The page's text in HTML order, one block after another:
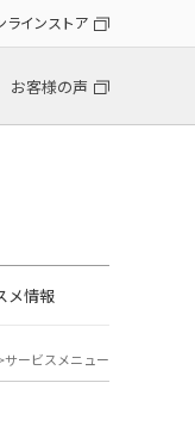
ラインストア
お客様の声
メ情報
サービスメニュー